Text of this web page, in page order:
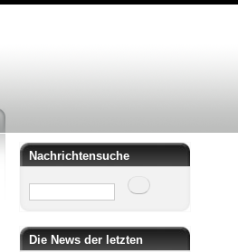
Nachrichtensuche
Suche
Die News der letzten